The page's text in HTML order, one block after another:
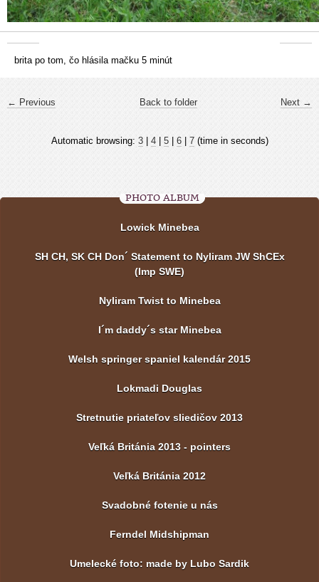
brita po tom, čo hlásila mačku 5 minút
← Previous Next →
Back to folder
Automatic browsing: 3| 4| 5| 6| 7(time in seconds)
PHOTO ALBUM
Lowick Minebea
SH CH, SK CH Don´ Statement to Nyliram JW ShCEx
(Imp SWE)
Nyliram Twist to Minebea
I´m daddy´s star Minebea
Welsh springer spaniel kalendár 2015
Lokmadi Douglas
Stretnutie priateľov sliedičov 2013
Veľká Británia 2013 - pointers
Veľká Británia 2012
Svadobné fotenie u nás
Ferndel Midshipman
Umelecké foto: made by Lubo Sardik